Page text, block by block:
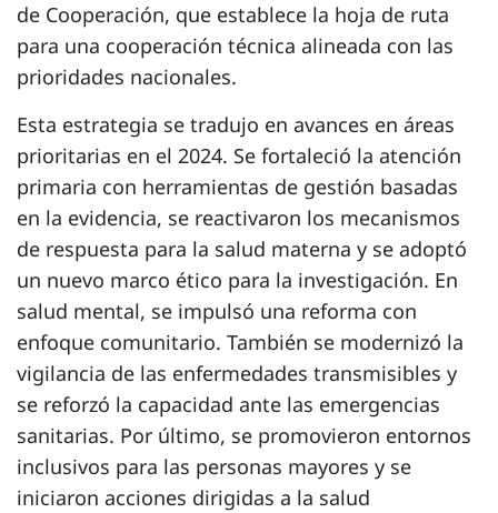
de Cooperación, que establece la hoja de ruta
para una cooperación técnica alineada con las
prioridades nacionales.
Esta estrategia se tradujo en avances en áreas
prioritarias en el 2024. Se fortaleció la atención
primaria con herramientas de gestión basadas
en la evidencia, se reactivaron los mecanismos
de respuesta para la salud materna y se adoptó
un nuevo marco ético para la investigación. En
salud mental, se impulsó una reforma con
enfoque comunitario. También se modernizó la
vigilancia de las enfermedades transmisibles y
se reforzó la capacidad ante las emergencias
sanitarias. Por último, se promovieron entornos
inclusivos para las personas mayores y se
iniciaron acciones dirigidas a la salud